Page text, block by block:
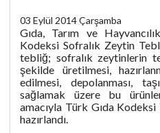
03 Eylül 2014 Çarşamba
Gıda, Tarım ve
Kodeksi Sofralık Zeytin
tebliğ; sofralık zeytinlerin
şekilde üretilmesi,
edilmesi, depolanması,
sağlamak üzere bu
amacıyla Türk Gıda
hazırlandı.